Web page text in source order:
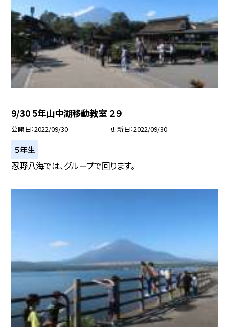
9/30 5年山中湖移動教室 ２９
公開日 2022/09/30 更新日 2022/09/30
５年生
忍野八海では、グループで回ります。